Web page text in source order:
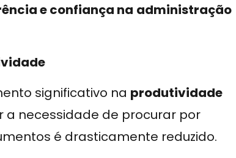
e confiança na administração
significativo na produtividade
a necessidade de procurar por
é drasticamente reduzido.